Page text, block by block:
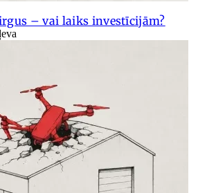
– vai laiks investīcijām?